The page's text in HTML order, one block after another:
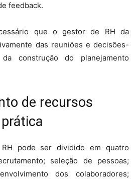
feedback.
que o gestor de RH da
das reuniões e decisões-
construção do planejamento
de recursos
pode ser dividido em quatro
seleção de pessoas;
dos colaboradores;